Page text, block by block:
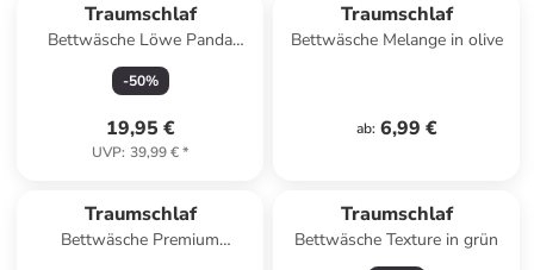
Traumschlaf
Bettwäsche Löwe Panda
Elefant in bunt
-50%
19,95 €
UVP: 39,99 €*
Traumschlaf
Bettwäsche Melange in olive
ab: 6,99 €
Traumschlaf
Bettwäsche Premium
Traumschlaf
Bettwäsche Texture in grün